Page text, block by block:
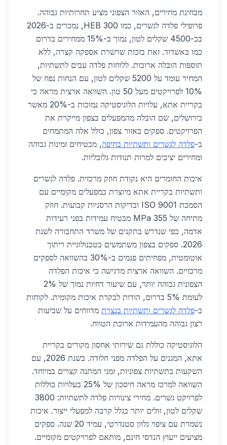
מבחינת מחירים, האזור הצפוני מציע תחרותיות גבוהה.
פרופילי פלדה לגשרים, כמו HEB 300, נמכרים ב-2026
בכ-4500 שקלים לטון, נמוך ב-15% ממחירים בדרום
כמו באשדוד. זאת בזכות שרשרת אספקה קצרה, ללא
תוספות הובלה ארוכות. ללוחות פלדה עבים לתשתיות,
המחיר עומד על 5200 שקלים לטון, עם הנחות נפח של
10% לפרויקטים מעל 50 טון. השוואה ארצית מראה כי
בקריית אתא, עלויות הלוגיסטיקה נמוכות ב-20% מאשר
בירושלים, שם הובלה מהמפעלים בצפון מייקרת את
הפרויקטים. ספקים באזור צפון, כולל אלה המתמחים
ב-פלדה לגשרים ותשתיות בחיפה, מבטיחים זמינות גבוהה
ומחירים יציבים למרות תנודות גלובליות.
איכות החומרים היא נקודת חוזק מרכזית. פלדה לגשרים
ותשתיות בקריית אתא מיוצרת במפעלים מקומיים עם
הסמכת ISO 9001 ובדיקות הרסניות קבועות. חוזק
מתיחה של 355 MPa מבטיח עמידות בפני רעידות
אדמה, כפי שנדרש בתקנים של משרד התחבורה לשנת
2026. ספקים בצפון משתמשים בטכנולוגיית ריתוך
אוטומטית, מפחיתים פגמים ב-30% בהשוואה לספקים
מרכזיים. השוואה ארצית מדגישה כי איכות הפלדה
הצפונית גבוהה יותר, עם שיעור דחיות נמוך של 2%
לעומת 5% בדרום, הודות לבקרת איכות מקומית. לקוחות
ב-פלדה לגשרים ותשתיות בנצרת מדווחים על שביעות
רצון גבוהה מהעמידות ארוכת הטווח.
הלוגיסטיקה כוללת גם שירותי אחסון מקורים בקריית
אתא, המגנים על הפלדה מפני חלודה. בשנת 2026, עם
השקעות בתשתיות צפוניות, זמני המתנה קצרים במיוחד.
השוואה למרכז מראה חיסכון של 25% בעלויות כוללות
לפרויקט גשרים. מחירי צינורות פלדה לתשתיות: 3800
שקלים לטון, זולים יותר בגלל קרבה למפעלי ייצור. איכות
נשמרת עם ציפוי גלוון סטנדרטי, עמיד 20 שנה. ספקים
מציעים ייעוץ הנדסי חינם, מותאם לפרויקטים מקומיים.